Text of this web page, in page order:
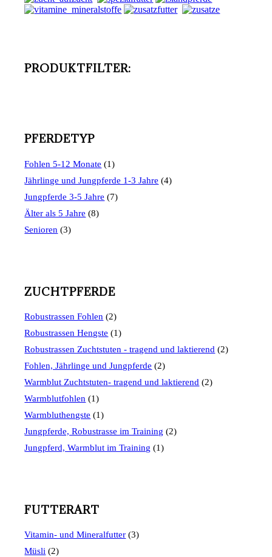
PRODUKTFILTER:
PFERDETYP
Fohlen 5-12 Monate (1)
Jährlinge und Jungpferde 1-3 Jahre (4)
Jungpferde 3-5 Jahre (7)
Älter als 5 Jahre (8)
Senioren (3)
ZUCHTPFERDE
Robustrassen Fohlen (2)
Robustrassen Hengste (1)
Robustrassen Zuchtstuten - tragend und laktierend (2)
Fohlen, Jährlinge und Jungpferde (2)
Warmblut Zuchtstuten- tragend und laktierend (2)
Warmblutfohlen (1)
Warmbluthengste (1)
Jungpferde, Robustrasse im Training (2)
Jungpferd, Warmblut im Training (1)
FUTTERART
Vitamin- und Mineralfutter (3)
Müsli (2)